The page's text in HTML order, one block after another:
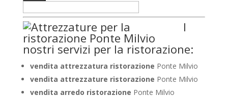
I
nostri servizi per la ristorazione:
vendita attrezzatura ristorazione Ponte Milvio
vendita attrezzature ristorazione Ponte Milvio
vendita arredo ristorazione Ponte Milvio